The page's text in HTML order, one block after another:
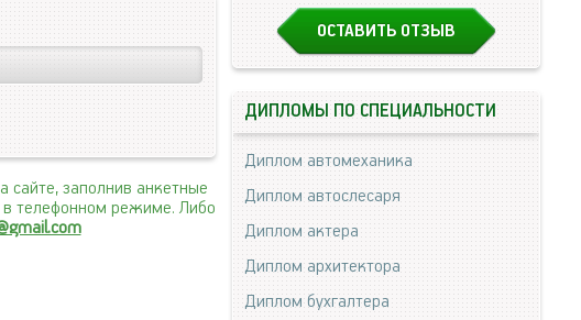
заполнив анкетные
в телефонном режиме. Либо
ОСТАВИТЬ ОТЗЫВ
ДИПЛОМЫ ПО СПЕЦИАЛЬНОСТИ
Диплом автомеханика
Диплом автослесаря
Диплом актера
Диплом архитектора
Диплом бухгалтера